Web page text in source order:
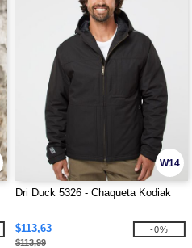
W14
Dri Duck 5326 - Chaqueta Kodiak
$113,63
$113,99
-0%